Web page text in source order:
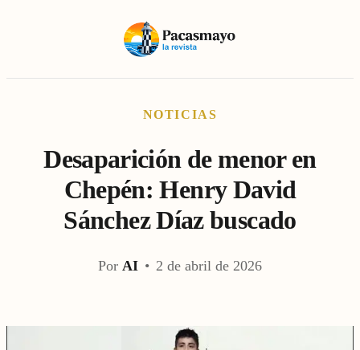
NOTICIAS
Desaparición de menor en
Chepén: Henry David
Sánchez Díaz buscado
Por AI • 2 de abril de 2026